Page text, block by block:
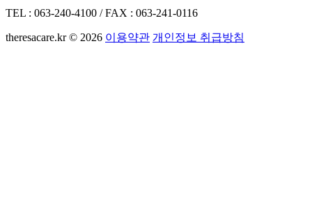
TEL : 063-240-4100 / FAX : 063-241-0116
theresacare.kr © 2026 이용약관 개인정보 취급방침